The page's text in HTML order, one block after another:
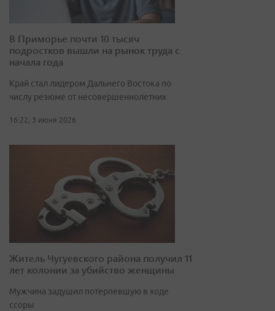
В Приморье почти 10 тысяч
подростков вышли на рынок труда с
начала года
Край стал лидером Дальнего Востока по
числу резюме от несовершеннолетних
16:22, 3 июня 2026
Житель Чугуевского района получил 11
лет колонии за убийство женщины
Мужчина задушил потерпевшую в ходе
ссоры